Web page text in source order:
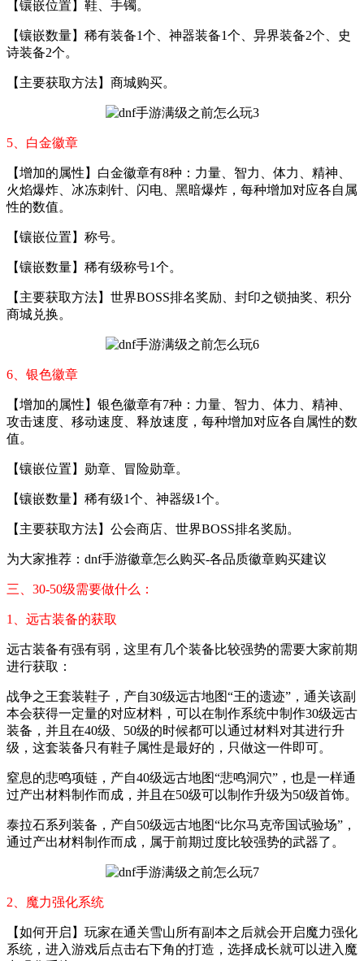
【镶嵌位置】鞋、手镯。
【镶嵌数量】稀有装备1个、神器装备1个、异界装备2个、史
诗装备2个。
【主要获取方法】商城购买。
5、白金徽章
【增加的属性】白金徽章有8种：力量、智力、体力、精神、
火焰爆炸、冰冻刺针、闪电、黑暗爆炸，每种增加对应各自属
性的数值。
【镶嵌位置】称号。
【镶嵌数量】稀有级称号1个。
【主要获取方法】世界BOSS排名奖励、封印之锁抽奖、积分
商城兑换。
6、银色徽章
【增加的属性】银色徽章有7种：力量、智力、体力、精神、
攻击速度、移动速度、释放速度，每种增加对应各自属性的数
值。
【镶嵌位置】勋章、冒险勋章。
【镶嵌数量】稀有级1个、神器级1个。
【主要获取方法】公会商店、世界BOSS排名奖励。
为大家推荐：dnf手游徽章怎么购买-各品质徽章购买建议
三、30-50级需要做什么：
1、远古装备的获取
远古装备有强有弱，这里有几个装备比较强势的需要大家前期
进行获取：
战争之王套装鞋子，产自30级远古地图“王的遗迹”，通关该副
本会获得一定量的对应材料，可以在制作系统中制作30级远古
装备，并且在40级、50级的时候都可以通过材料对其进行升
级，这套装备只有鞋子属性是最好的，只做这一件即可。
窒息的悲鸣项链，产自40级远古地图“悲鸣洞穴”，也是一样通
过产出材料制作而成，并且在50级可以制作升级为50级首饰。
泰拉石系列装备，产自50级远古地图“比尔马克帝国试验场”，
通过产出材料制作而成，属于前期过度比较强势的武器了。
2、魔力强化系统
【如何开启】玩家在通关雪山所有副本之后就会开启魔力强化
系统，进入游戏后点击右下角的打造，选择成长就可以进入魔